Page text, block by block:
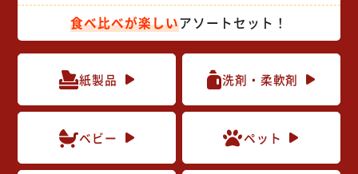
食べ比べが楽しいアソートセット！
紙製品 洗剤・柔軟剤
ベビー ペット